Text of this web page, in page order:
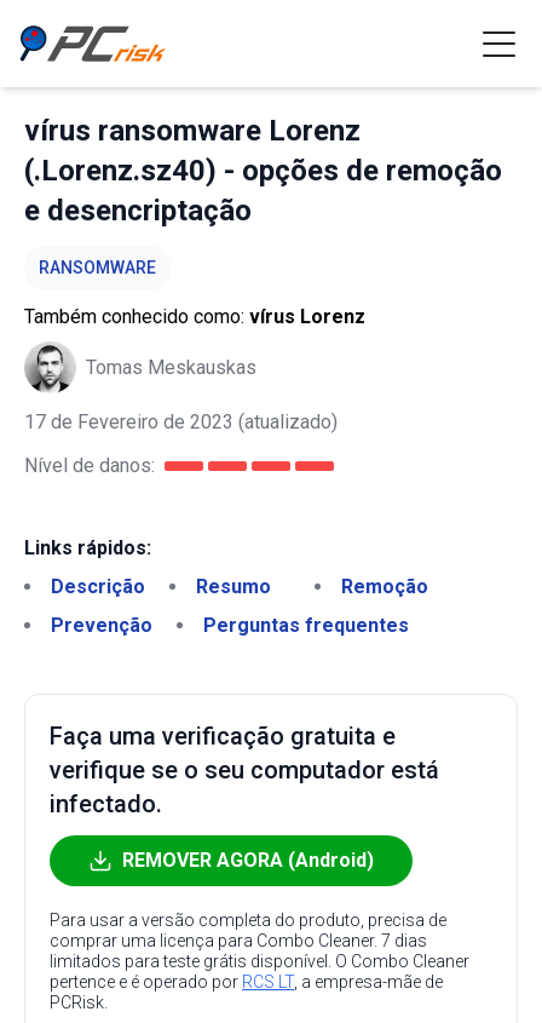
vírus ransomware Lorenz
(.Lorenz.sz40) - opções de remoção
e desencriptação
RANSOMWARE
Também conhecido como: vírus Lorenz
Tomas Meskauskas
17 de Fevereiro de 2023 (atualizado)
Nível de danos:
Links rápidos:
Descrição
Resumo
Remoção
Prevenção
Perguntas frequentes
Faça uma verificação gratuita e
verifique se o seu computador está
infectado.
REMOVER AGORA (Android)
Para usar a versão completa do produto, precisa de
comprar uma licença para Combo Cleaner. 7 dias
limitados para teste grátis disponível. O Combo Cleaner
pertence e é operado por RCS LT, a empresa-mãe de
PCRisk.